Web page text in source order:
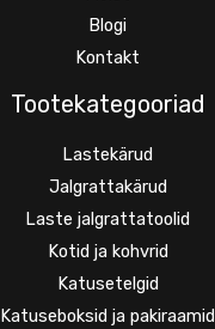
Blogi
Kontakt
Tootekategooriad
Lastekärud
Jalgrattakärud
Laste jalgrattatoolid
Kotid ja kohvrid
Katusetelgid
Katuseboksid ja pakiraamid